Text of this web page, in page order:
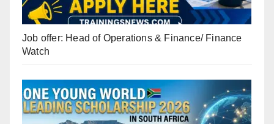
Job offer: Head of Operations & Finance/ Finance
Watch